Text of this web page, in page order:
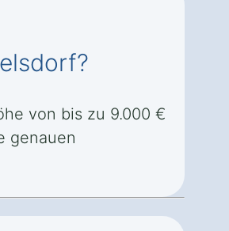
von bis zu 9.000 €
genauen